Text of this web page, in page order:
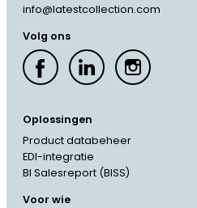
info@latestcollection.com
Volg ons
Oplossingen
Product databeheer
EDI-integratie
BI Salesreport (BISS)
Voor wie